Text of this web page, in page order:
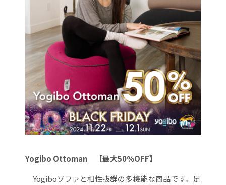
Yogibo Ottoman
【最大50％OFF】
Yogiboソファと相性抜群の多機能な商品です。足